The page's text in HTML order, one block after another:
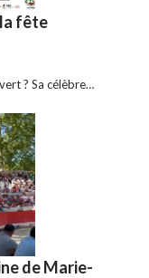
fête
? Sa célèbre…
de Marie-